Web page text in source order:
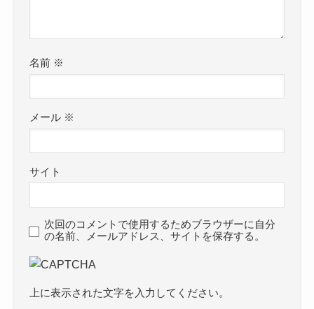
名前 ※
メール ※
サイト
次回のコメントで使用するためブラウザーに自分
の名前、メールアドレス、サイトを保存する。
上に表示された文字を入力してください。